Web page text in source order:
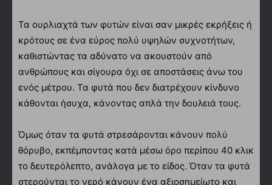
Τα ουρλιαχτά των φυτών είναι σαν μικρές εκρήξεις ή
κρότους σε ένα εύρος πολύ υψηλών συχνοτήτων,
καθιστώντας τα αδύνατο να ακουστούν από
ανθρώπους και σίγουρα όχι σε αποστάσεις άνω του
ενός μέτρου. Τα φυτά που δεν διατρέχουν κίνδυνο
κάθονται ήσυχα, κάνοντας απλά την δουλειά τους.
Όμως όταν τα φυτά στρεσάρονται κάνουν πολύ
θόρυβο, εκπέμποντας κατά μέσω όρο περίπου 40 κλικ
το δευτερόλεπτο, ανάλογα με το είδος. Όταν τα φυτά
στερούνται το νερό κάνουν ένα αξιοσημείωτο και